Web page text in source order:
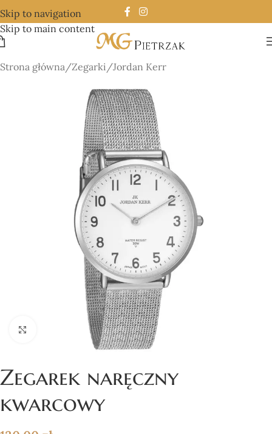
Skip to navigation
Skip to main content
Strona główna/Zegarki /Jordan Kerr
Click to enlarge
Zegarek naręczny
kwarcowy